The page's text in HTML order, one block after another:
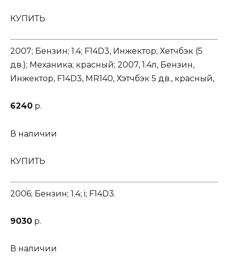
КУПИТЬ
2007; Бензин; 1.4; F14D3, Инжектор; Хетчбэк (5
дв.); Механика; красный; 2007, 1.4л, Бензин,
Инжектор, F14D3, MR140, Хэтчбэк 5 дв., красный,
6240 р.
В наличии
КУПИТЬ
2006; Бензин; 1.4; i; F14D3.
9030 р.
В наличии